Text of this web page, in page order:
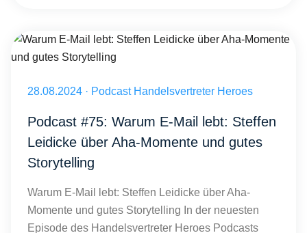
Veröffentlicht am 28.08.2024
28.08.2024 · Podcast Handelsvertreter Heroes
Podcast #75: Warum E-Mail lebt: Steffen
Leidicke über Aha-Momente und gutes
Storytelling
Warum E-Mail lebt: Steffen Leidicke über Aha-
Momente und gutes Storytelling In der neuesten
Episode des Handelsvertreter Heroes Podcasts